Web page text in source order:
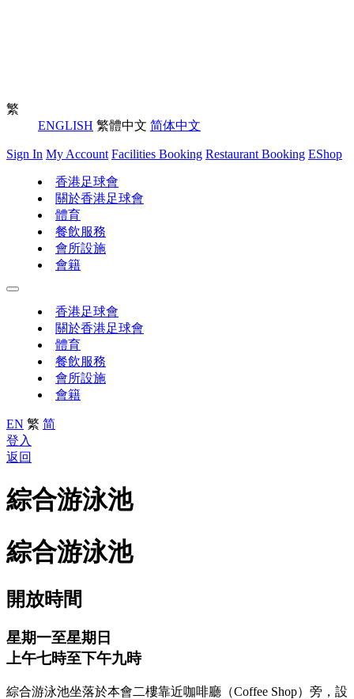
繁
ENGLISH 繁體中文 简体中文
Sign In My Account Facilities Booking Restaurant Booking EShop
香港足球會
關於香港足球會
體育
餐飲服務
會所設施
會籍
香港足球會
關於香港足球會
體育
餐飲服務
會所設施
會籍
EN 繁 简
登入
返回
綜合游泳池
綜合游泳池
開放時間
星期一至星期日
上午七時至下午九時
綜合游泳池坐落於本會二樓靠近咖啡廳（Coffee Shop）旁，設